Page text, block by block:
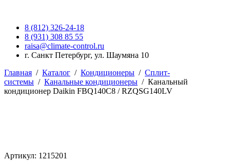
8 (812) 326-24-18
8 (931) 308 85 55
raisa@climate-control.ru
г. Санкт Петербург, ул. Шаумяна 10
Главная / Каталог / Кондиционеры / Сплит-
системы / Канальные кондиционеры / Канальный
кондиционер Daikin FBQ140C8 / RZQSG140LV
Артикул: 1215201